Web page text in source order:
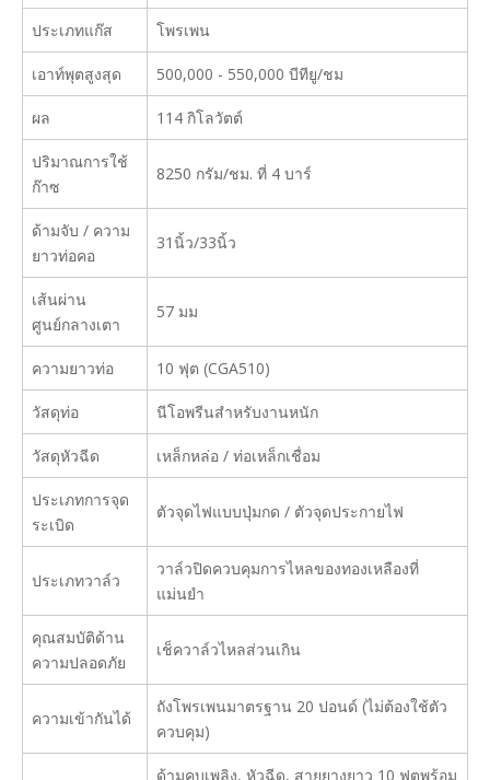
ประเภทแก๊ส โพรเพน
เอาท์พุตสูงสุด 500,000 - 550,000 บีทียู/ชม
ผล 114 กิโลวัตต์
ปริมาณการใช้
ก๊าซ
8250 กรัม/ชม. ที่ 4 บาร์
ด้ามจับ / ความ
ยาวท่อคอ
31นิ้ว/33นิ้ว
เส้นผ่าน
ศูนย์กลางเตา
57 มม
ความยาวท่อ 10 ฟุต (CGA510)
วัสดุท่อ นีโอพรีนสำหรับงานหนัก
วัสดุหัวฉีด เหล็กหล่อ / ท่อเหล็กเชื่อม
ประเภทการจุด
ระเบิด
ตัวจุดไฟแบบปุ่มกด / ตัวจุดประกายไฟ
ประเภทวาล์ว
วาล์วปิดควบคุมการไหลของทองเหลืองที่
แม่นยำ
คุณสมบัติด้าน
ความปลอดภัย
เช็ควาล์วไหลส่วนเกิน
ความเข้ากันได้
ถังโพรเพนมาตรฐาน 20 ปอนด์ (ไม่ต้องใช้ตัว
ควบคุม)
ด้ามคบเพลิง, หัวฉีด, สายยางยาว 10 ฟุตพร้อม